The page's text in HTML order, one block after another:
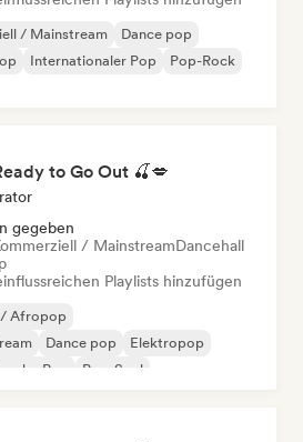
/ Mainstream
Dance pop
Internationaler Pop
Pop-Rock
to Go Out 🍒💋
gegeben
/ MainstreamDancehall
Playlists hinzufügen
Afropop
Dance pop
Elektropop
Pop Pop-Soul